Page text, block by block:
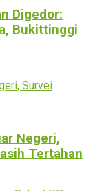
Digedor:
Bukittinggi
Negeri,
Tertahan